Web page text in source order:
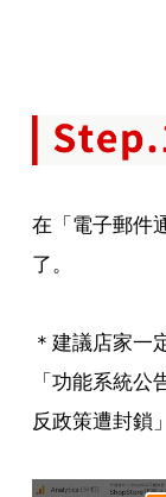
在「電子郵件
了。
＊建議店家一
「功能系統
反政策遭封鎖